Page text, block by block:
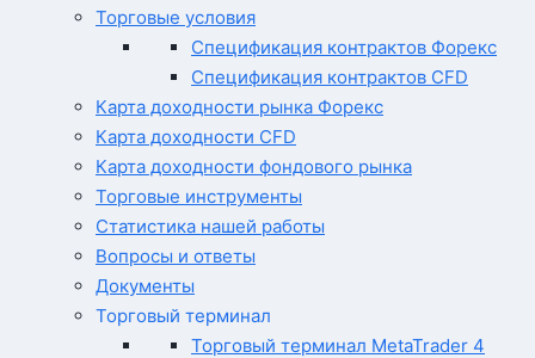
Торговые условия
Спецификация контрактов Форекс
Спецификация контрактов CFD
Карта доходности рынка Форекс
Карта доходности CFD
Карта доходности фондового рынка
Торговые инструменты
Статистика нашей работы
Вопросы и ответы
Документы
Торговый терминал
Торговый терминал MetaTrader 4